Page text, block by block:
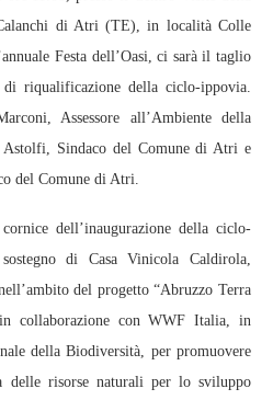
di Atri (TE), in località Colle
Festa dell’Oasi, ci sarà il taglio
riqualificazione della ciclo-ippovia.
Assessore all’Ambiente della
Sindaco del Comune di Atri e
del Comune di Atri.
dell’inaugurazione della ciclo-
di Casa Vinicola Caldirola,
del progetto “Abruzzo Terra
collaborazione con WWF Italia, in
della Biodiversità, per promuovere
delle risorse naturali per lo sviluppo